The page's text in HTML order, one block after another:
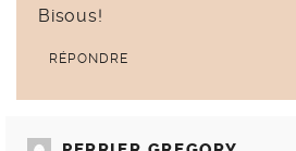
Bisous!
RÉPONDRE